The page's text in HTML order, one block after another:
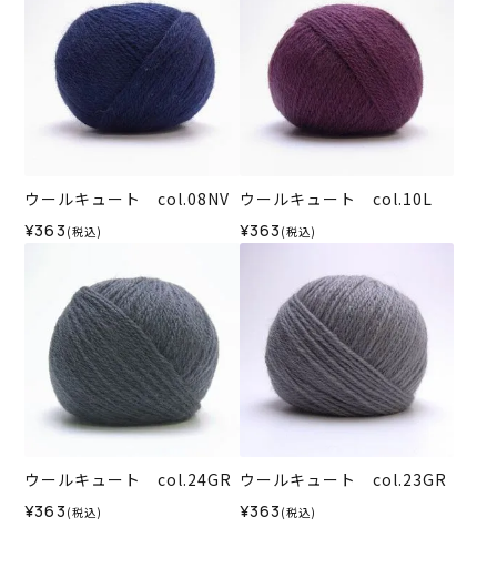
ウールキュート col.08NV
¥363 (税込)
ウールキュート col.10L
¥363 (税込)
ウールキュート col.24GR
¥363 (税込)
ウールキュート col.23GR
¥363 (税込)